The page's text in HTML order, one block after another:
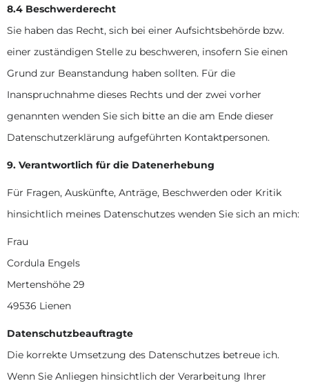
8.4 Beschwerderecht
Sie haben das Recht, sich bei einer Aufsichtsbehörde bzw.
einer zuständigen Stelle zu beschweren, insofern Sie einen
Grund zur Beanstandung haben sollten. Für die
Inanspruchnahme dieses Rechts und der zwei vorher
genannten wenden Sie sich bitte an die am Ende dieser
Datenschutzerklärung aufgeführten Kontaktpersonen.
9. Verantwortlich für die Datenerhebung
Für Fragen, Auskünfte, Anträge, Beschwerden oder Kritik
hinsichtlich meines Datenschutzes wenden Sie sich an mich:
Frau
Cordula Engels
Mertenshöhe 29
49536 Lienen
Datenschutzbeauftragte
Die korrekte Umsetzung des Datenschutzes betreue ich.
Wenn Sie Anliegen hinsichtlich der Verarbeitung Ihrer